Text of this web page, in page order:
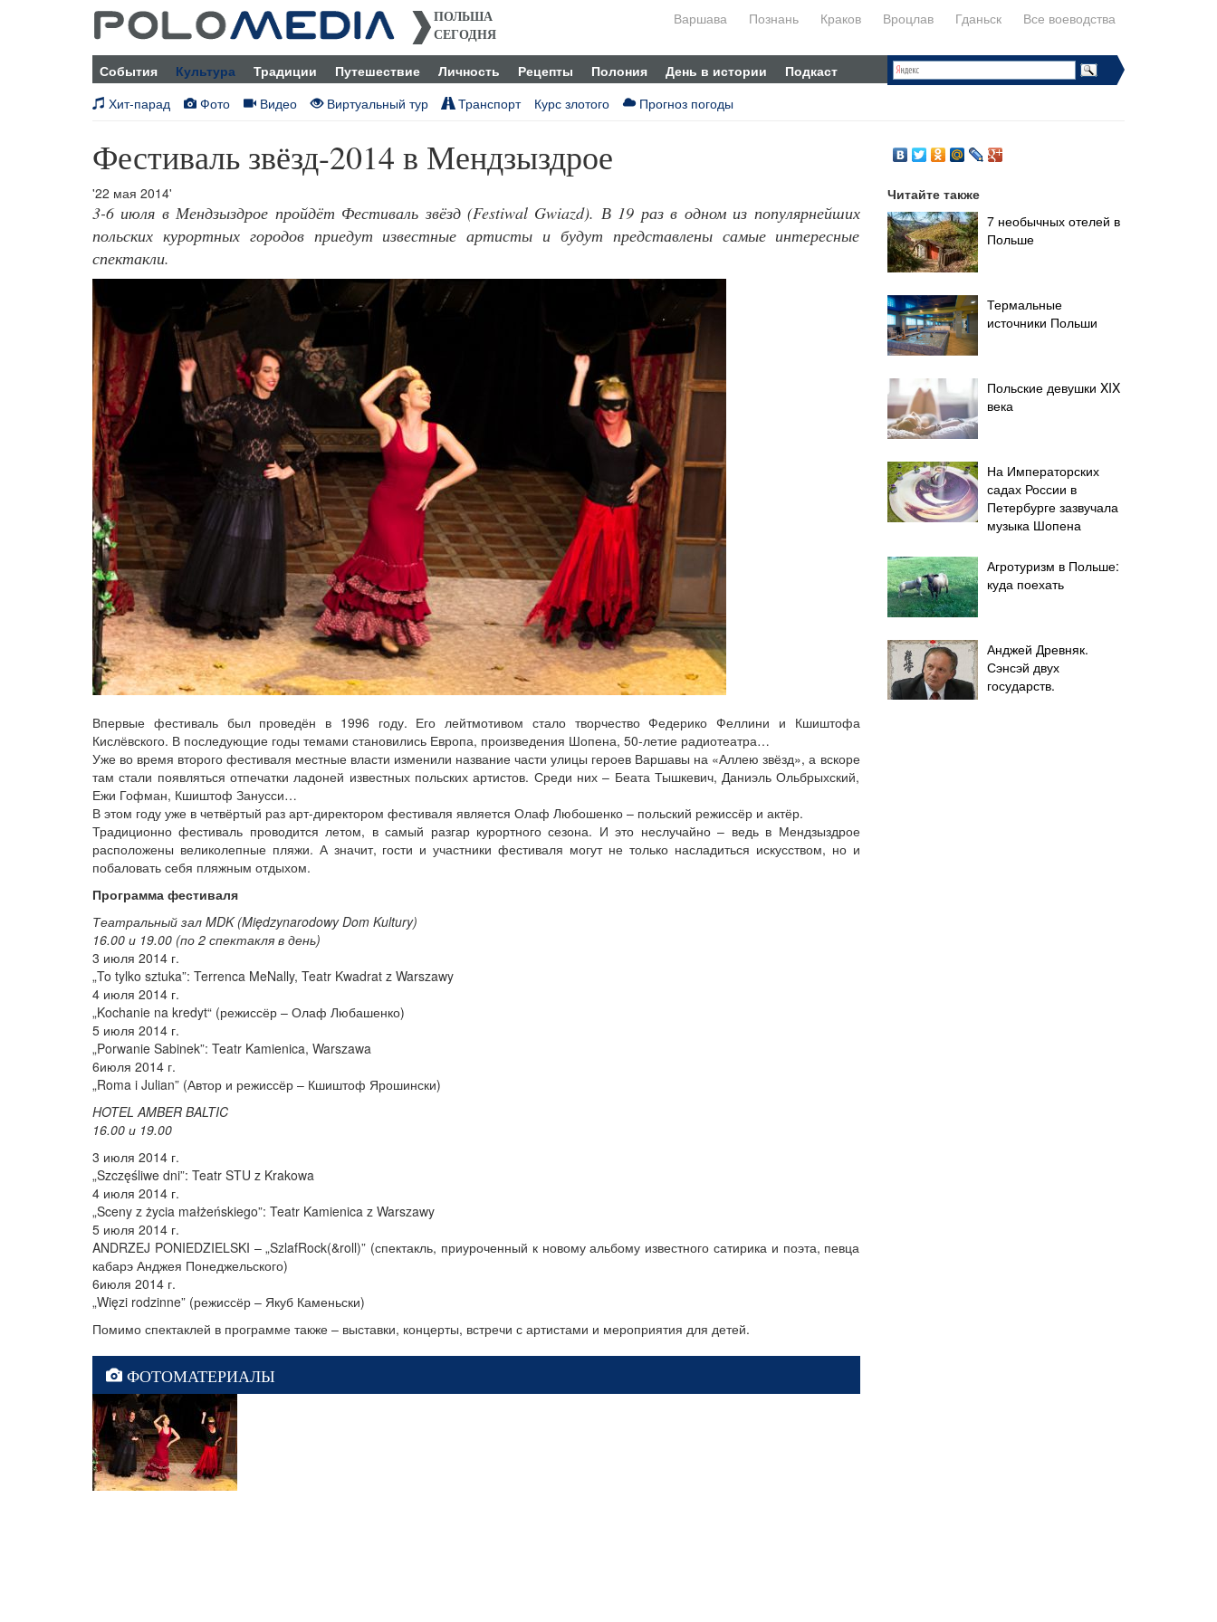
ПОЛЬША
СЕГОДНЯ
Варшава Познань Краков Вроцлав Гданьск Все воеводства
События Культура Традиции Путешествие Личность Рецепты Полония День в истории
Подкаст
Хит-парад
Фото Видео Виртуальный тур Транспорт Курс злотого Прогноз погоды
Фестиваль звёзд-2014 в Мендзыздрое
'22 мая 2014'
3-6 июля в Мендзыздрое пройдёт Фестиваль звёзд (Festiwal Gwiazd). В 19 раз в одном из популярнейших
польских курортных городов приедут известные артисты и будут представлены самые интересные
спектакли.
Впервые фестиваль был проведён в 1996 году. Его лейтмотивом стало творчество Федерико Феллини и Кшиштофа
Кислёвского. В последующие годы темами становились Европа, произведения Шопена, 50-летие радиотеатра…
Уже во время второго фестиваля местные власти изменили название части улицы героев Варшавы на «Аллею звёзд», а вскоре
там стали появляться отпечатки ладоней известных польских артистов. Среди них – Беата Тышкевич, Даниэль Ольбрыхский,
Ежи Гофман, Кшиштоф Занусси…
В этом году уже в четвёртый раз арт-директором фестиваля является Олаф Любошенко – польский режиссёр и актёр.
Традиционно фестиваль проводится летом, в самый разгар курортного сезона. И это неслучайно – ведь в Мендзыздрое
расположены великолепные пляжи. А значит, гости и участники фестиваля могут не только насладиться искусством, но и
побаловать себя пляжным отдыхом.
Программа фестиваля
Театральный зал MDK (Międzynarodowy Dom Kultury)
16.00 и 19.00 (по 2 спектакля в день)
3 июля 2014 г.
„To tylko sztuka”: Terrenca MeNally, Teatr Kwadrat z Warszawy
4 июля 2014 г.
„Kochanie na kredyt“ (режиссёр – Олаф Любашенко)
5 июля 2014 г.
„Porwanie Sabinek”: Teatr Kamienica, Warszawa
6июля 2014 г.
„Roma i Julian” (Автор и режиссёр – Кшиштоф Ярошински)
HOTEL AMBER BALTIC
16.00 и 19.00
3 июля 2014 г.
„Szczęśliwe dni”: Teatr STU z Krakowa
4 июля 2014 г.
„Sceny z życia małżeńskiego”: Teatr Kamienica z Warszawy
5 июля 2014 г.
ANDRZEJ PONIEDZIELSKI – „SzlafRock(&roll)” (спектакль, приуроченный к новому альбому известного сатирика и поэта, певца
кабарэ Анджея Понеджельского)
6июля 2014 г.
„Więzi rodzinne” (режиссёр – Якуб Каменьски)
Помимо спектаклей в программе также – выставки, концерты, встречи с артистами и мероприятия для детей.
ФОТОМАТЕРИАЛЫ
Читайте также
7 необычных отелей в
Польше
Термальные
источники Польши
Польские девушки XIX
века
На Императорских
садах России в
Петербурге зазвучала
музыка Шопена
Агротуризм в Польше:
куда поехать
Анджей Древняк.
Сэнсэй двух
государств.